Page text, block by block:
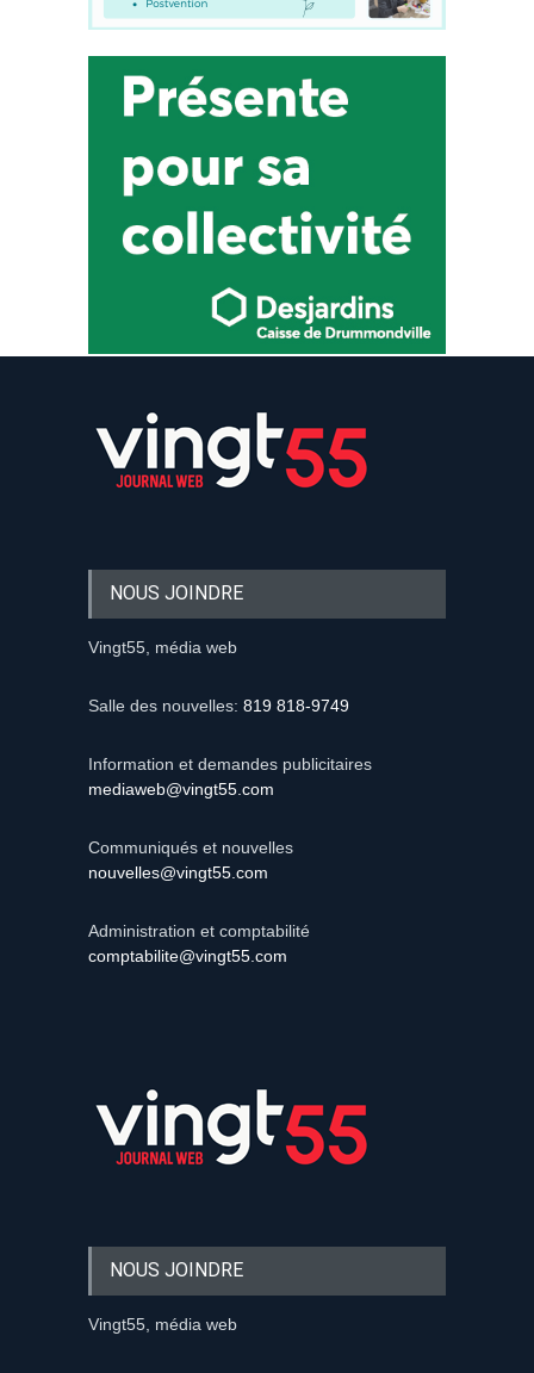
NOUS JOINDRE
Vingt55, média web
Salle des nouvelles: 819 818-9749
Information et demandes publicitaires
mediaweb@vingt55.com
Communiqués et nouvelles
nouvelles@vingt55.com
Administration et comptabilité
comptabilite@vingt55.com
NOUS JOINDRE
Vingt55, média web